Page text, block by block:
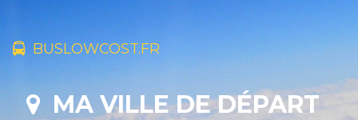
BUSLOWCOST.FR
MA VILLE DE DÉPART